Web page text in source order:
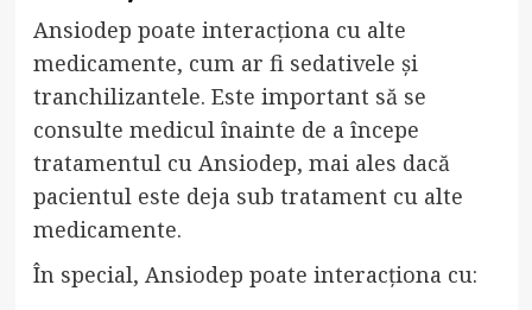
Ansiodep poate interacționa cu alte
medicamente, cum ar fi sedativele și
tranchilizantele. Este important să se
consulte medicul înainte de a începe
tratamentul cu Ansiodep, mai ales dacă
pacientul este deja sub tratament cu alte
medicamente.
În special, Ansiodep poate interacționa cu: